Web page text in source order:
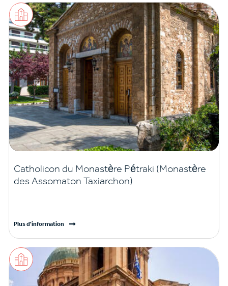
Catholicon du Monastère Pétraki (Monastère
des Assomaton Taxiarchon)
Plus d'information